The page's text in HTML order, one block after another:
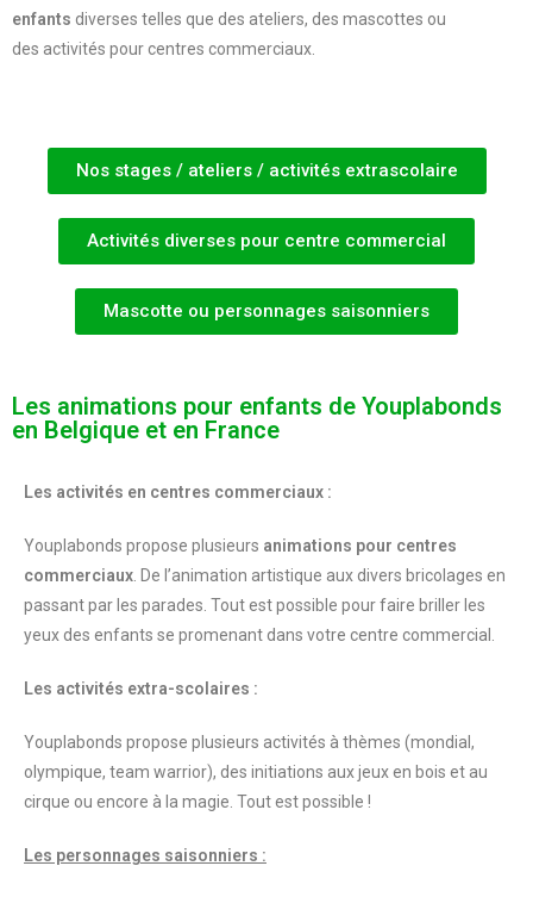
enfants diverses telles que des ateliers, des mascottes ou
des activités pour centres commerciaux.
Nos stages / ateliers / activités extrascolaire
Activités diverses pour centre commercial
Mascotte ou personnages saisonniers
Les animations pour enfants de Youplabonds
en Belgique et en France
Les activités en centres commerciaux :
Youplabonds propose plusieurs animations pour centres
commerciaux . De l’animation artistique aux divers bricolages en
passant par les parades. Tout est possible pour faire briller les
yeux des enfants se promenant dans votre centre commercial.
Les activités extra-scolaires :
Youplabonds propose plusieurs activités à thèmes (mondial,
olympique, team warrior), des initiations aux jeux en bois et au
cirque ou encore à la magie. Tout est possible !
Les personnages saisonniers :